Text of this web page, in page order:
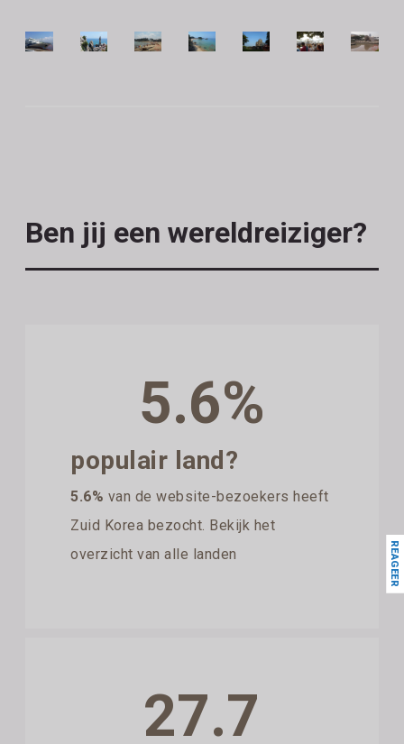
Ben jij een wereldreiziger?
5.6%
populair land?
5.6% van de website-bezoekers heeft
Zuid Korea bezocht. Bekijk het
overzicht van alle landen
27.7
REAGEER